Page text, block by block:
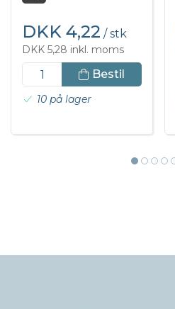
DKK 4,22 / stk
DKK 5,28 inkl. moms
Bestil
10 på lager